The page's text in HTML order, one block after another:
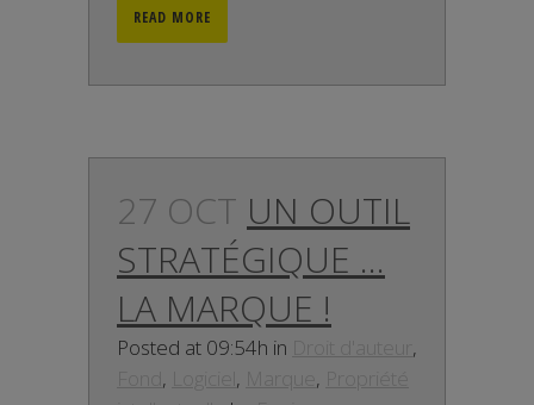
READ MORE
27 OCT UN OUTIL
STRATÉGIQUE …
LA MARQUE !
Posted at 09:54h in
,
, , ,